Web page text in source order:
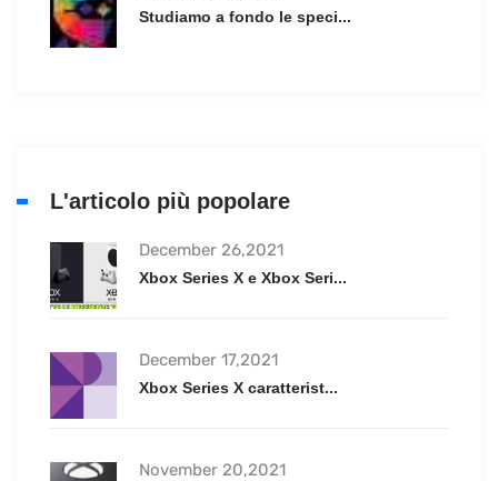
Studiamo a fondo le speci...
L'articolo più popolare
December 26,2021
Xbox Series X e Xbox Seri...
December 17,2021
Xbox Series X caratterist...
November 20,2021